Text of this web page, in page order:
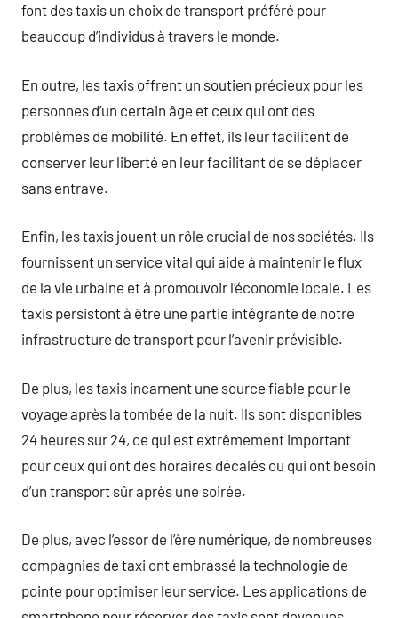
font des taxis un choix de transport préféré pour
beaucoup d’individus à travers le monde.
En outre, les taxis offrent un soutien précieux pour les
personnes d’un certain âge et ceux qui ont des
problèmes de mobilité. En effet, ils leur facilitent de
conserver leur liberté en leur facilitant de se déplacer
sans entrave.
Enfin, les taxis jouent un rôle crucial de nos sociétés. Ils
fournissent un service vital qui aide à maintenir le flux
de la vie urbaine et à promouvoir l’économie locale. Les
taxis persistont à être une partie intégrante de notre
infrastructure de transport pour l’avenir prévisible.
De plus, les taxis incarnent une source fiable pour le
voyage après la tombée de la nuit. Ils sont disponibles
24 heures sur 24, ce qui est extrêmement important
pour ceux qui ont des horaires décalés ou qui ont besoin
d’un transport sûr après une soirée.
De plus, avec l’essor de l’ère numérique, de nombreuses
compagnies de taxi ont embrassé la technologie de
pointe pour optimiser leur service. Les applications de